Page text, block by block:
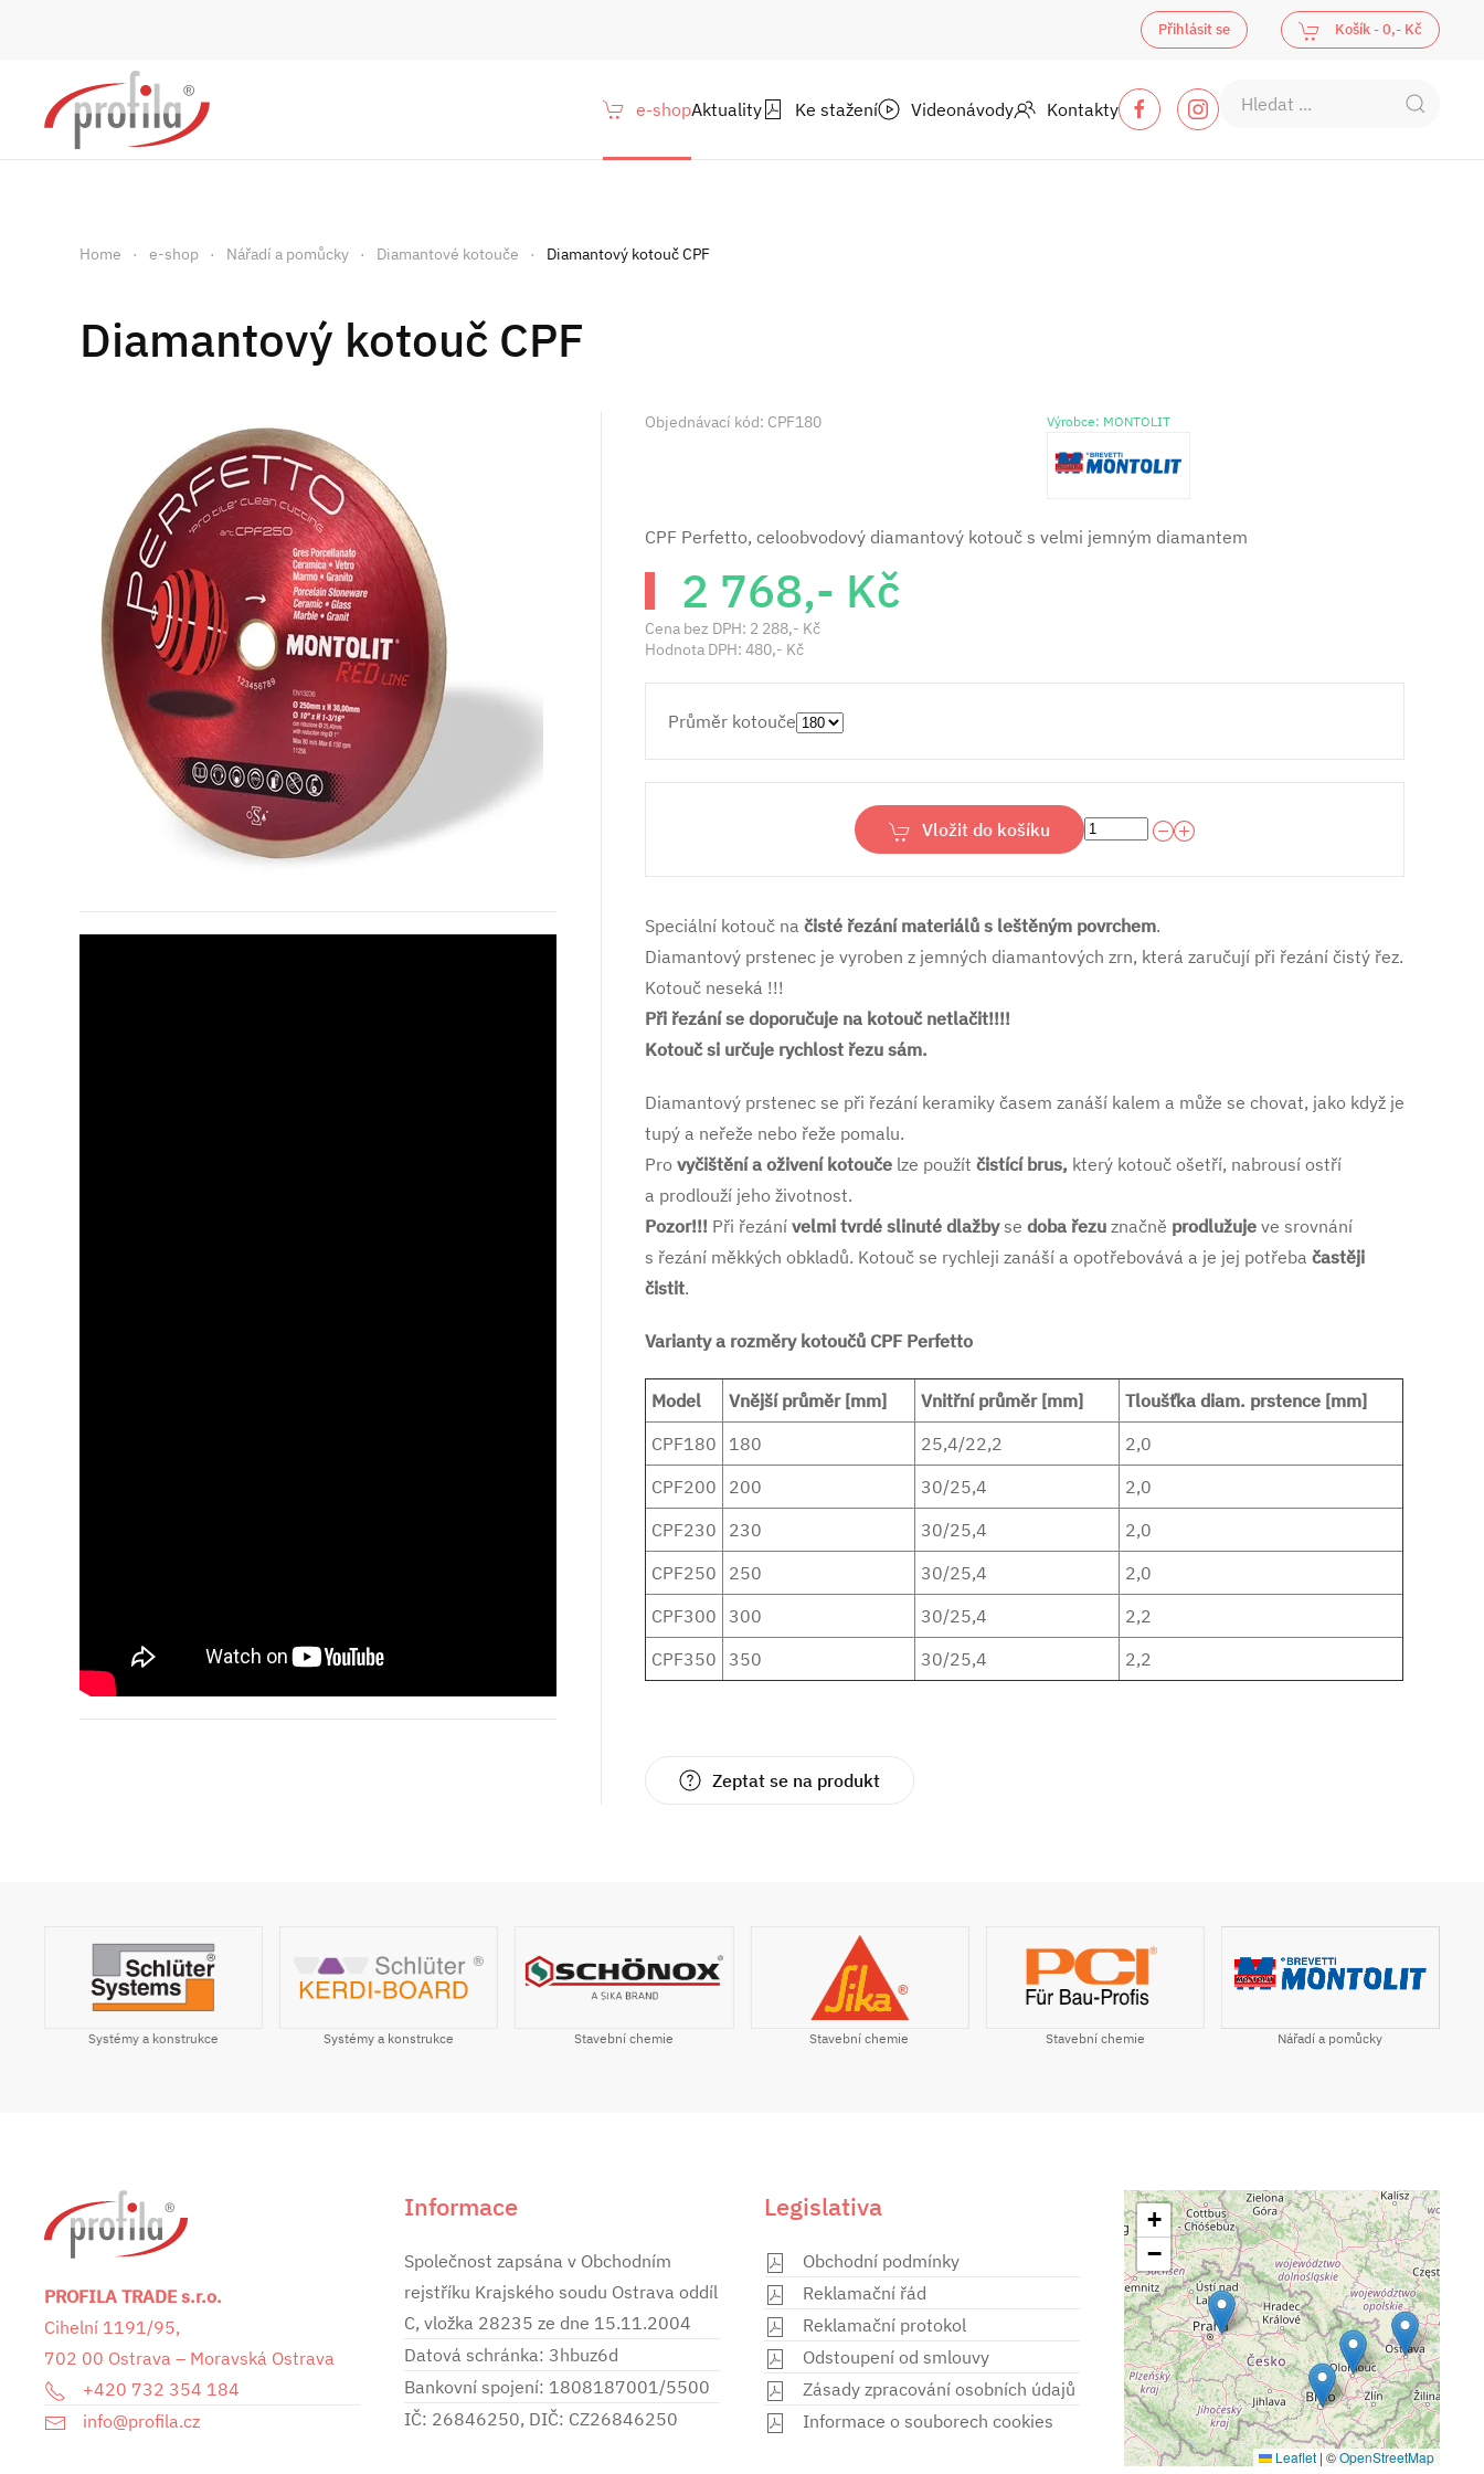
Přihlásit se Košík -0,- Kč
e-shopAktuality Ke stažení Videonávody Kontakty
Home e-shop Nářadí a pomůcky Diamantové kotouče Diamantový kotouč CPF
Diamantový kotouč CPF
Objednávací kód: CPF180 Výrobce: MONTOLIT
CPF Perfetto, celoobvodový diamantový kotouč s velmi jemným diamantem
2 768,- Kč
Cena bez DPH: 2 288,- Kč
Hodnota DPH: 480,- Kč
Průměr kotouče
Vložit do košíku
Speciální kotouč na čisté řezání materiálů s leštěným povrchem.
Diamantový prstenec je vyroben z jemných diamantových zrn, která zaručují při řezání čistý řez.
Kotouč neseká !!!
Při řezání se doporučuje na kotouč netlačit!!!!
Kotouč si určuje rychlost řezu sám.
Diamantový prstenec se při řezání keramiky časem zanáší kalem a může se chovat, jako když je
tupý a neřeže nebo řeže pomalu.
Pro vyčištění a oživení kotouče lze použít čistící brus, který kotouč ošetří, nabrousí ostří
a prodlouží jeho životnost.
Pozor!!! Při řezání velmi tvrdé slinuté dlažbyse doba řezu značně prodlužuje ve srovnání
s řezání měkkých obkladů. Kotouč se rychleji zanáší a opotřebovává a je jej potřeba častěji
čistit.
Varianty a rozměry kotoučů CPF Perfetto
Model Vnější průměr [mm] Vnitřní průměr [mm]
Tloušťka diam. prstence [mm]
CPF180
180 25,4/22,2
2,0
CPF200
200 30/25,4
2,0
CPF230
230 30/25,4
2,0
CPF250
250 30/25,4
2,0
CPF300
300 30/25,4
2,2
CPF350
350 30/25,4 2,2
Zeptat se na produkt
Systémy a konstrukce Systémy a konstrukce Stavební chemie Stavební chemie Stavební chemie Nářadí a pomůcky
PROFILA TRADE s.r.o.
Cihelní 1191/95,
702 00 Ostrava – Moravská Ostrava
+420 732 354 184
info@profila.cz
Informace
Společnost zapsána v Obchodním
rejstříku Krajského soudu Ostrava oddíl
C, vložka 28235 ze dne 15.11.2004
Datová schránka: 3hbuz6d
Bankovní spojení: 1808187001/5500
IČ: 26846250, DIČ: CZ26846250
Legislativa
Obchodní podmínky
Reklamační řád
Reklamační protokol
Odstoupení od smlouvy
Zásady zpracování osobních údajů
Informace o souborech cookies
+
−
Leaflet | ©OpenStreetMap